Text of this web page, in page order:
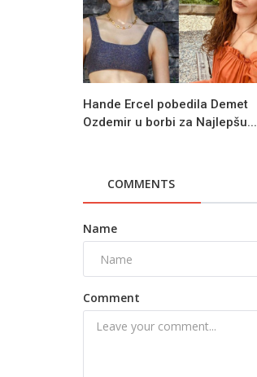
Hande Ercel pobedila Demet
Ozdemir u borbi za Najlepšu...
COMMENTS
Name
Comment